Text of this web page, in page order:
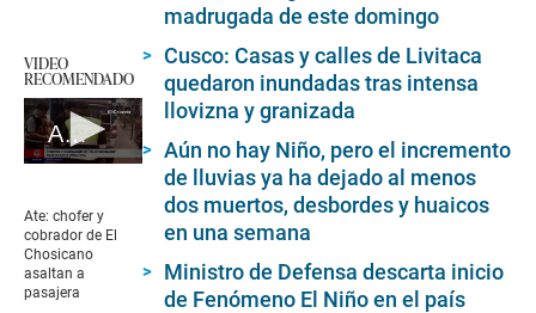
VIDEO
RECOMENDADO
Ate: chofer y cobrador de El Chosicano asaltan a pasajera
of
2
minutes,
13
seconds
Ate: chofer y
cobrador de El
Chosicano
asaltan a
pasajera
madrugada de este domingo
Cusco: Casas y calles de Livitaca
quedaron inundadas tras intensa
llovizna y granizada
Aún no hay Niño, pero el incremento
de lluvias ya ha dejado al menos
dos muertos, desbordes y huaicos
en una semana
Ministro de Defensa descarta inicio
de Fenómeno El Niño en el país